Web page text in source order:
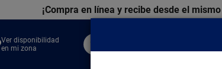
¡Compra en línea y recibe desde el
Ver disponibilidad
en mi zona